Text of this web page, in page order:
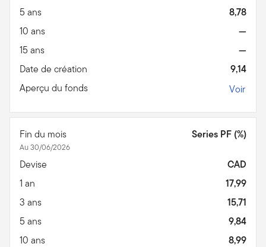
5 ans
8,78
10 ans
—
15 ans
—
Date de création
9,14
Aperçu du fonds
Voir
Fin du mois
Au 30/06/2026
Series PF (%)
Devise
CAD
1 an
17,99
3 ans
15,71
5 ans
9,84
10 ans
8,99